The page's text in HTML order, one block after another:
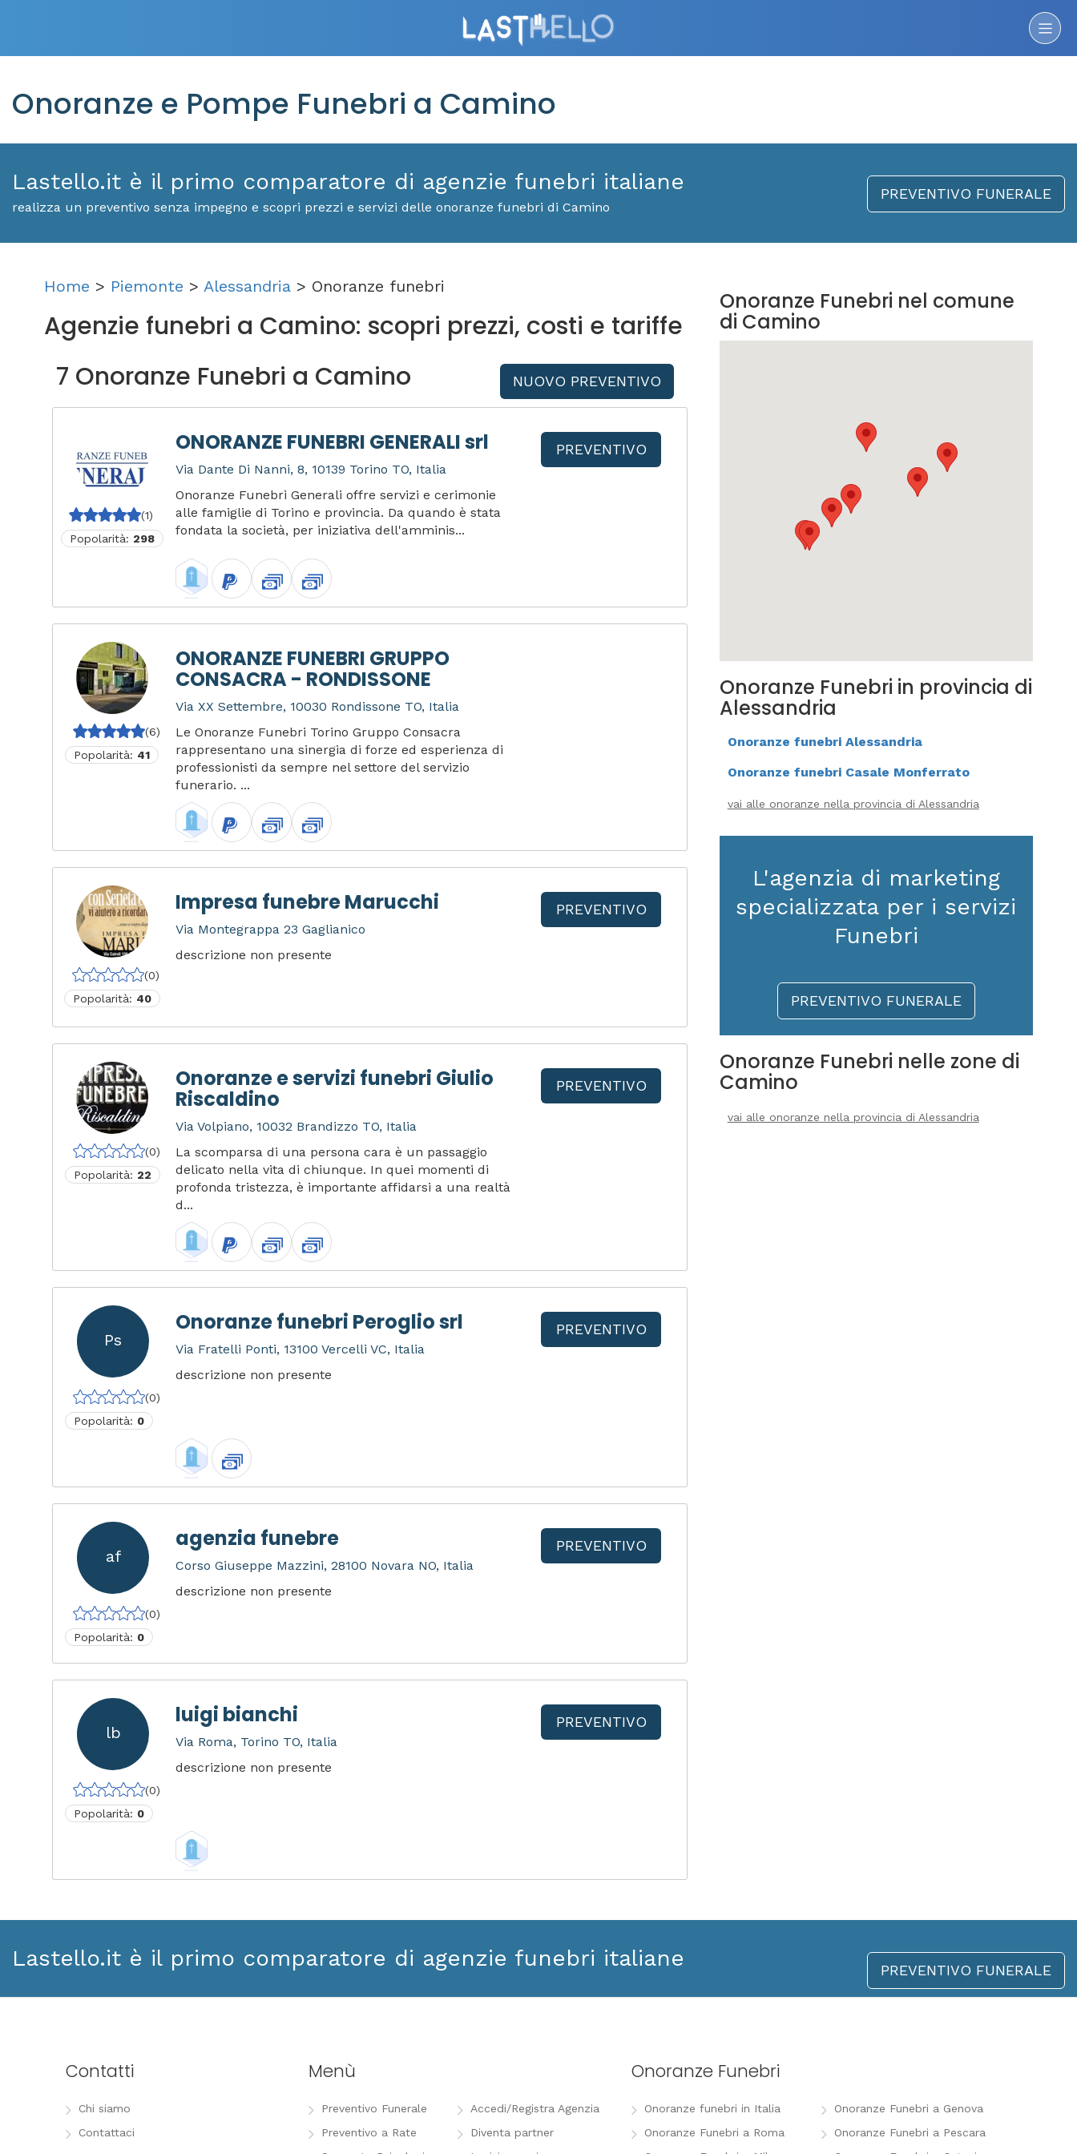
Onoranze e Pompe Funebri a Camino
Lastello.it è il primo comparatore di agenzie funebri italiane
realizza un preventivo senza impegno e scopri prezzi e servizi delle onoranze funebri di Camino
PREVENTIVO FUNERALE
Home > Piemonte > Alessandria > Onoranze funebri
Agenzie funebri a Camino: scopri prezzi, costi e tariffe
7 Onoranze Funebri a Camino
NUOVO PREVENTIVO
(1)
Popolarità: 298
ONORANZE FUNEBRI GENERALI srl
Via Dante Di Nanni, 8, 10139 Torino TO, Italia
Onoranze Funebri Generali offre servizi e cerimonie
alle famiglie di Torino e provincia. Da quando è stata
fondata la società, per iniziativa dell'amminis...
PREVENTIVO
(6)
Popolarità: 41
ONORANZE FUNEBRI GRUPPO
CONSACRA - RONDISSONE
Via XX Settembre, 10030 Rondissone TO, Italia
Le Onoranze Funebri Torino Gruppo Consacra
rappresentano una sinergia di forze ed esperienza di
professionisti da sempre nel settore del servizio
funerario. ...
(0)
Popolarità: 40
Impresa funebre Marucchi
Via Montegrappa 23 Gaglianico
descrizione non presente
PREVENTIVO
(0)
Popolarità: 22
Onoranze e servizi funebri Giulio
Riscaldino
Via Volpiano, 10032 Brandizzo TO, Italia
La scomparsa di una persona cara è un passaggio
delicato nella vita di chiunque. In quei momenti di
profonda tristezza, è importante affidarsi a una realtà
d...
PREVENTIVO
Ps
(0)
Popolarità: 0
Onoranze funebri Peroglio srl
Via Fratelli Ponti, 13100 Vercelli VC, Italia
descrizione non presente
PREVENTIVO
af
(0)
Popolarità: 0
agenzia funebre
Corso Giuseppe Mazzini, 28100 Novara NO, Italia
descrizione non presente
PREVENTIVO
lb
(0)
Popolarità: 0
luigi bianchi
Via Roma, Torino TO, Italia
descrizione non presente
PREVENTIVO
Onoranze Funebri nel comune
di Camino
Onoranze Funebri in provincia di
Alessandria
Onoranze funebri Alessandria
Onoranze funebri Casale Monferrato
vai alle onoranze nella provincia di Alessandria
L'agenzia di marketing
specializzata per i servizi
Funebri
PREVENTIVO FUNERALE
Onoranze Funebri nelle zone di
Camino
vai alle onoranze nella provincia di Alessandria
Lastello.it è il primo comparatore di agenzie funebri italiane PREVENTIVO FUNERALE
Contatti
Chi siamo
Contattaci
Menù
Preventivo Funerale
Preventivo a Rate
Accedi/Registra Agenzia
Diventa partner
Onoranze Funebri
Onoranze funebri in Italia
Onoranze Funebri a Roma
Onoranze Funebri a Genova
Onoranze Funebri a Pescara